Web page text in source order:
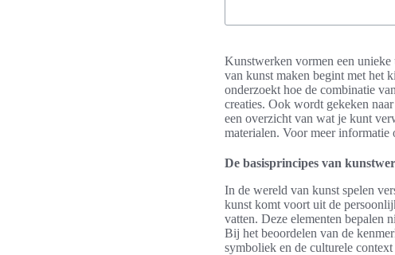
Kunstwerken vormen een
van kunst maken begint met het
onderzoekt hoe de combinatie
creaties. Ook wordt gekeken
een overzicht van wat je kunt
materialen. Voor meer
De basisprincipes van
In de wereld van kunst spelen
kunst komt voort uit de
vatten. Deze elementen bepalen
Bij het beoordelen van de
symboliek en de culturele